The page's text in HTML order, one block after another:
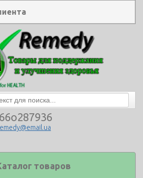
товаров